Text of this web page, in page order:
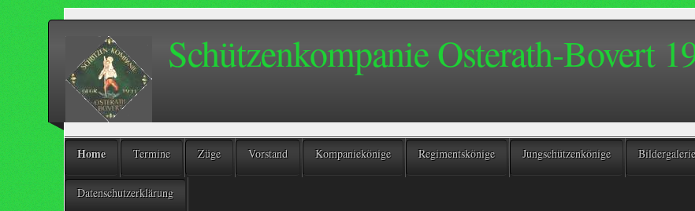
Schützenkompanie Osterath-Bovert
Home Termine Züge Vorstand Kompaniekönige Regimentskönige Jungschützenkönige Bildergalerie
Datenschutzerklärung